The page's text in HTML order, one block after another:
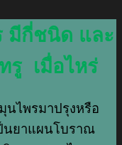
มีกี่ชนิด และ
รู เมื่อไหร่
นไพรมาปรุงหรือ
นยาแผนโบราณ